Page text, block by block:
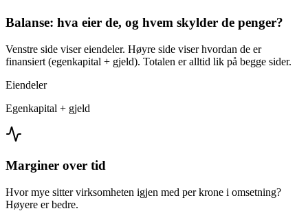
Balanse: hva eier de, og hvem skylder de penger?
Venstre side viser eiendeler. Høyre side viser hvordan de er
finansiert (egenkapital + gjeld). Totalen er alltid lik på begge sider.
Eiendeler
Egenkapital + gjeld
Marginer over tid
Hvor mye sitter virksomheten igjen med per krone i omsetning?
Høyere er bedre.